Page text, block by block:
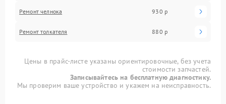
Ремонт челнока 930 р
Ремонт толкателя 880 р
Цены в прайс-листе указаны ориентировочные, без учета
стоимости запчастей.
Записывайтесь на бесплатную диагностику.
Мы проверим ваше устройство и укажем на неисправность.